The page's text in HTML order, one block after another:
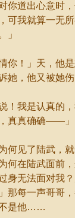
你道出心意时
可我就算一无
」
！」天，他是
她，他又被她
我是认真的，
真真确确——」
见了陆武，就
何在陆武面前
身无法面对我
每一声哥哥，
不是他……